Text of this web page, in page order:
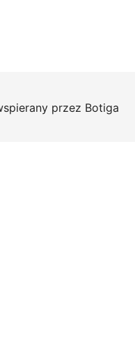
przez Botiga